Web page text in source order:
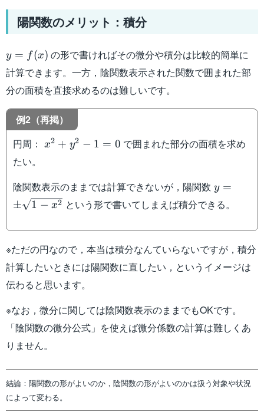
陽関数のメリット：積分
y=f(x)
y = f(x) の形で書ければその微分や積分は比較的簡単に
計算できます。一方，陰関数表示された関数で囲まれた部
分の面積を直接求めるのは難しいです。
例2（再掲）
円周： x^2+y^2-
x2 + y2 − 1 = 0 で囲まれた部分の面積を求め
たい。
陰関数表示のままでは計算できないが，陽関数
x^2}
y =
±
1 − x2 という形で書いてしまえば積分できる。
※ただの円なので，本当は積分なんていらないですが，積分
計算したいときには陽関数に直したい，というイメージは
伝わると思います。
※なお，微分に関しては陰関数表示のままでもOKです。
「陰関数の微分公式」を使えば微分係数の計算は難しくあ
りません。
結論：陽関数の形がよいのか，陰関数の形がよいのかは扱う対象や状況
によって変わる。